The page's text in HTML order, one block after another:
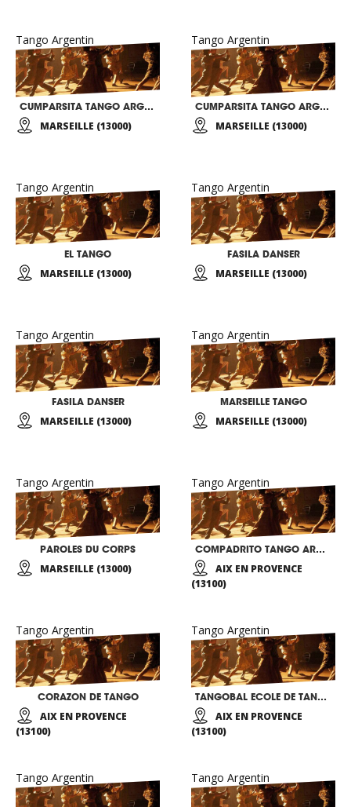
Tango Argentin
CUMPARSITA TANGO ARGENTIN
MARSEILLE (13000)
Tango Argentin
CUMPARSITA TANGO ARGENTIN
MARSEILLE (13000)
Tango Argentin
EL TANGO
MARSEILLE (13000)
Tango Argentin
FASILA DANSER
MARSEILLE (13000)
Tango Argentin
FASILA DANSER
MARSEILLE (13000)
Tango Argentin
MARSEILLE TANGO
MARSEILLE (13000)
Tango Argentin
PAROLES DU CORPS
MARSEILLE (13000)
Tango Argentin
COMPADRITO TANGO ARGENTIN & LATINO-DANSES
AIX EN PROVENCE
(13100)
Tango Argentin
CORAZON DE TANGO
AIX EN PROVENCE
(13100)
Tango Argentin
TANGOBAL ECOLE DE TANGO ARGENTIN
AIX EN PROVENCE
(13100)
Tango Argentin Tango Argentin